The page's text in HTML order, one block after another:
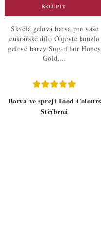
Skvělá gelová barva pro vaše
cukrářské dílo Objevte kouzlo
gelové barvy Sugarflair Honey
Gold,...
Barva ve spreji Food Colours
Stříbrná